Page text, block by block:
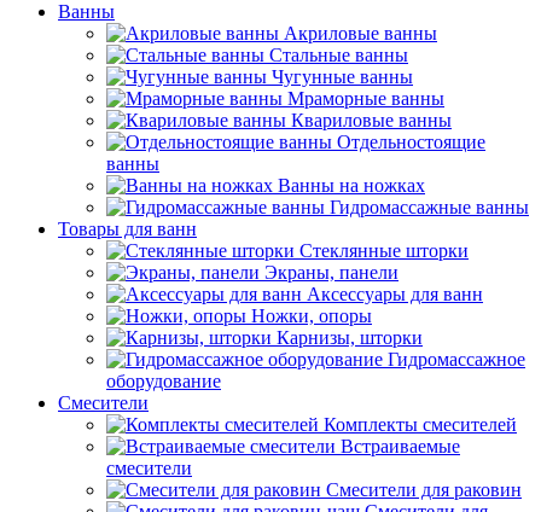
Ванны
Акриловые ванны
Стальные ванны
Чугунные ванны
Мраморные ванны
Квариловые ванны
Отдельностоящие
ванны
Ванны на ножках
Гидромассажные ванны
Товары для ванн
Стеклянные шторки
Экраны, панели
Аксессуары для ванн
Ножки, опоры
Карнизы, шторки
Гидромассажное
оборудование
Смесители
Комплекты смесителей
Встраиваемые
смесители
Смесители для раковин